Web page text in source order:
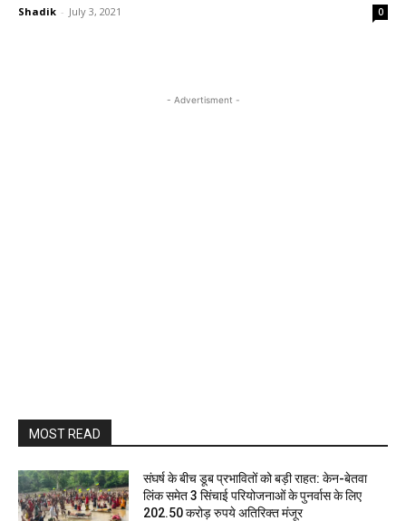
Shadik - July 3, 2021 0
- Advertisment -
MOST READ
संघर्ष के बीच डूब प्रभावितों को बड़ी राहत: केन-बेतवा
लिंक समेत 3 सिंचाई परियोजनाओं के पुनर्वास के लिए
202.50 करोड़ रुपये अतिरिक्त मंजूर